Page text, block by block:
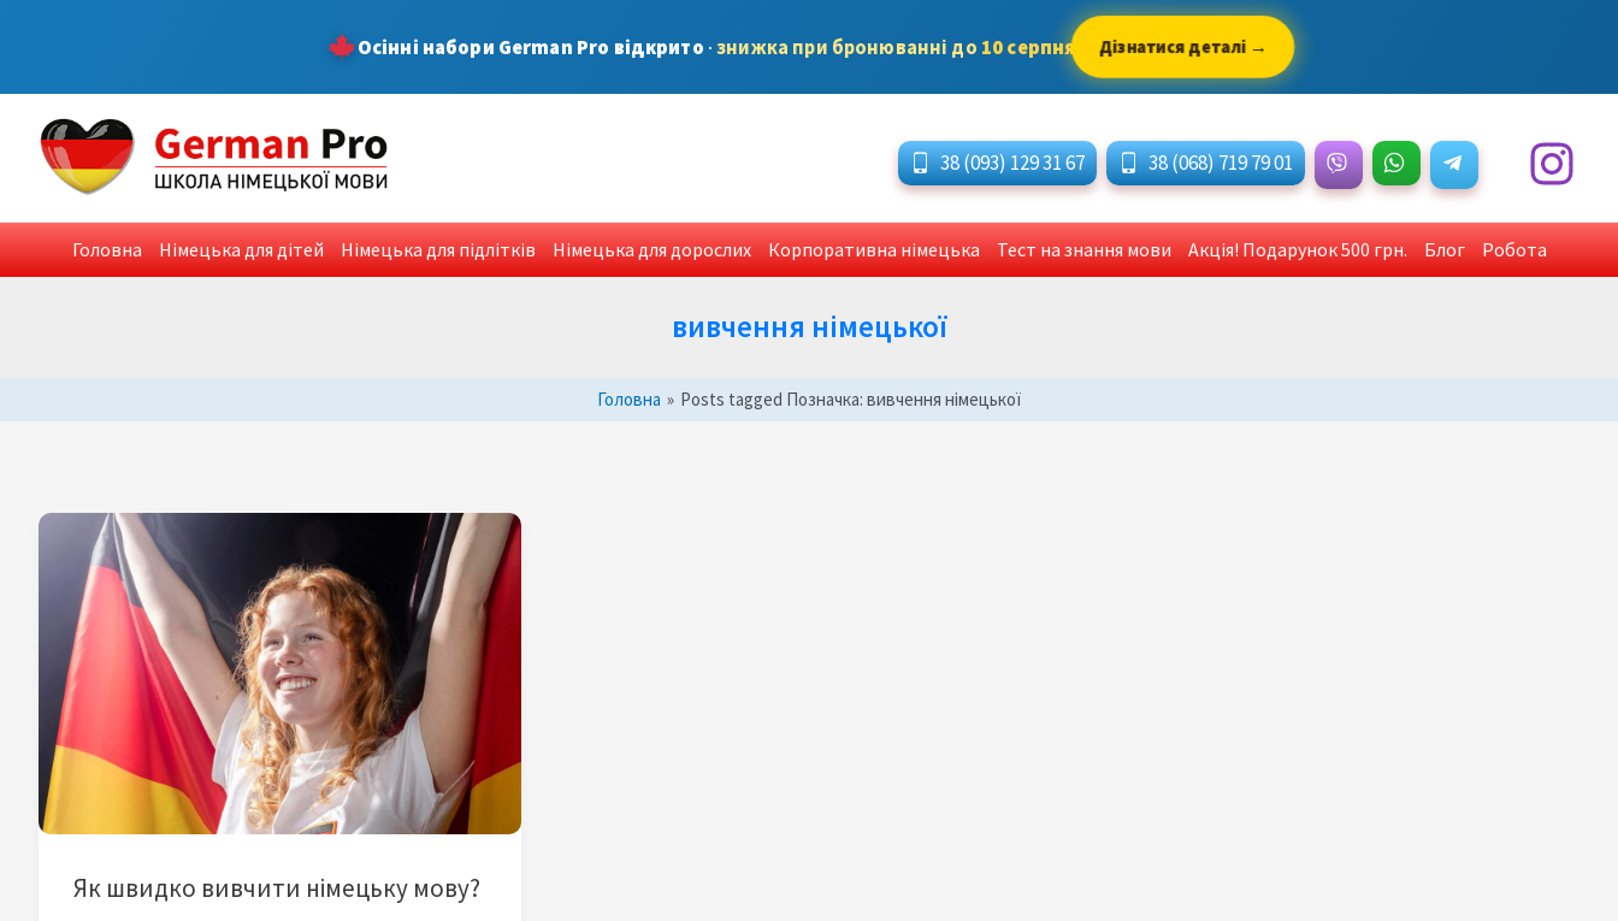
Осінні набори German Pro відкрито ·знижка при бронюванні до 10 серпня Дізнатися деталі →
38 (093) 129 31 67 38 (068) 719 79 01
Головна Німецька для дітей Німецька для підлітків Німецька для дорослих Корпоративна німецька Тест на знання мови Акція! Подарунок 500 грн. Блог Робота
вивчення німецької
Головна » Posts tagged Позначка: вивчення німецької
Як швидко вивчити німецьку мову?